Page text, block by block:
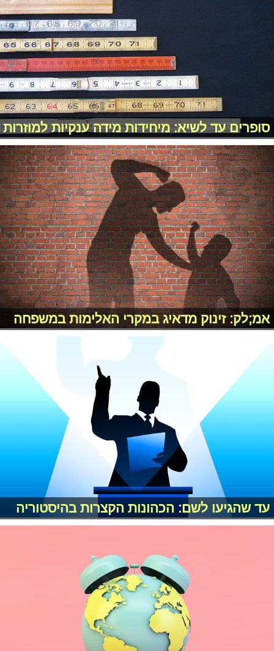
סופרים עד לשיא: מיחידות מידה ענקיות למוזרות
אמ;לק: זינוק מדאיג במקרי האלימות במשפחה
עד שהגיעו לשם: הכהונות הקצרות בהיסטוריה